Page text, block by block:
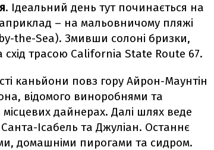
. Ідеальний день тут починається на
– на мальовничому пляжі
the-Sea). Змивши солоні бризки,
трасою California State Route 67.
каньйони повз гору Айрон-Маунтін
відомого виноробнями та
дайнерах. Далі шлях веде
Санта-Ісабель та Джуліан. Останнє
домашніми пирогами та сидром.